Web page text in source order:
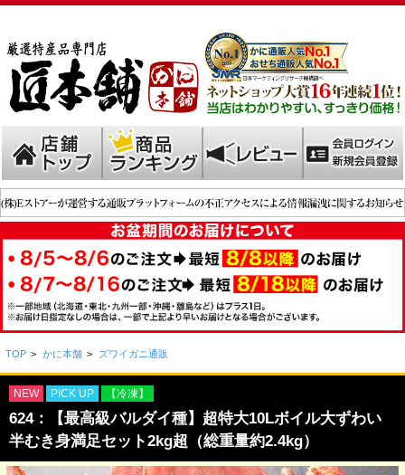
TOP > かに本舗 > ズワイガニ通販
NEW PICK UP 【冷凍】
624：【最高級バルダイ種】超特大10Lボイル大ずわい
半むき身満足セット2kg超（総重量約2.4kg）